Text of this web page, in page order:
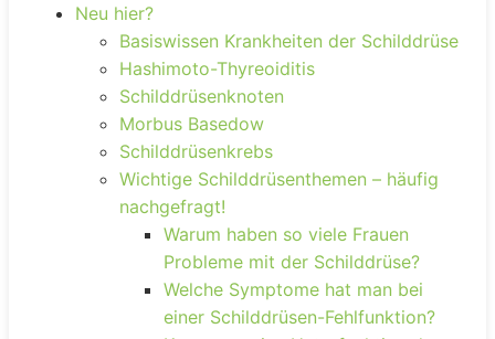
Neu hier?
Basiswissen Krankheiten der Schilddrüse
Hashimoto-Thyreoiditis
Schilddrüsenknoten
Morbus Basedow
Schilddrüsenkrebs
Wichtige Schilddrüsenthemen – häufig
nachgefragt!
Warum haben so viele Frauen
Probleme mit der Schilddrüse?
Welche Symptome hat man bei
einer Schilddrüsen-Fehlfunktion?